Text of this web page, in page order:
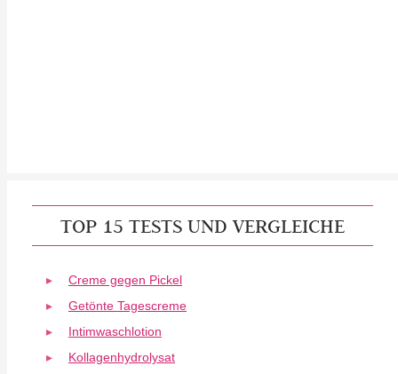
TOP 15 TESTS UND VERGLEICHE
Creme gegen Pickel
Getönte Tagescreme
Intimwaschlotion
Kollagenhydrolysat